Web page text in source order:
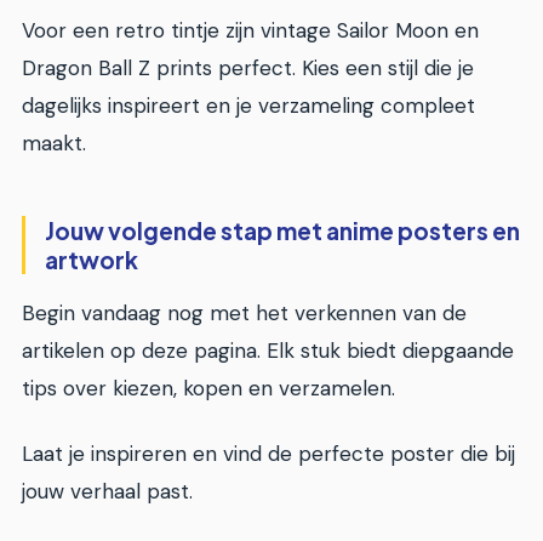
Voor een retro tintje zijn vintage Sailor Moon en
Dragon Ball Z prints perfect. Kies een stijl die je
dagelijks inspireert en je verzameling compleet
maakt.
Jouw volgende stap met anime posters en
artwork
Begin vandaag nog met het verkennen van de
artikelen op deze pagina. Elk stuk biedt diepgaande
tips over kiezen, kopen en verzamelen.
Laat je inspireren en vind de perfecte poster die bij
jouw verhaal past.